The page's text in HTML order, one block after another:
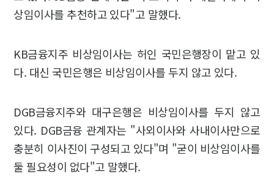
상임이사를 추천하고 있다"고 말했다.
KB금융지주 비상임이사는 허인 국민은행장이 맡고 있
다. 대신 국민은행은 비상임이사를 두지 않고 있다.
DGB금융지주와 대구은행은 비상임이사를 두지 않고
있다. DGB금융 관계자는 "사외이사와 사내이사만으로
충분히 이사진이 구성되고 있다"며 "굳이 비상임이사를
둘 필요성이 없다"고 말했다.